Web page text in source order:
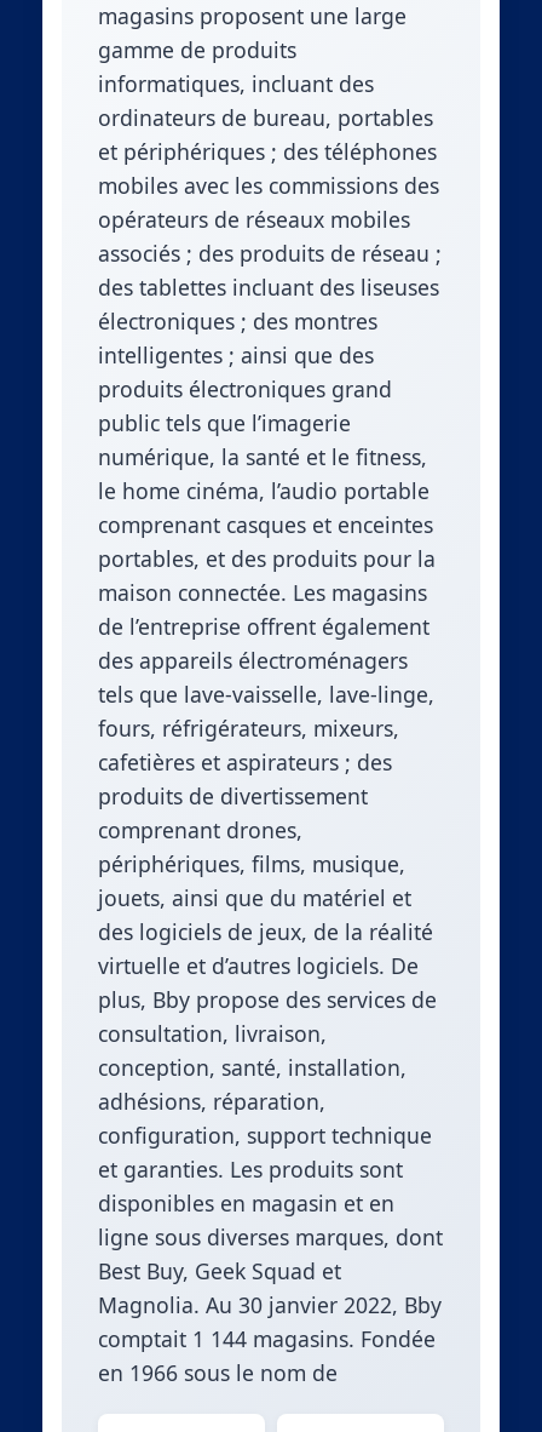
magasins proposent une large
gamme de produits
informatiques, incluant des
ordinateurs de bureau, portables
et périphériques ; des téléphones
mobiles avec les commissions des
opérateurs de réseaux mobiles
associés ; des produits de réseau ;
des tablettes incluant des liseuses
électroniques ; des montres
intelligentes ; ainsi que des
produits électroniques grand
public tels que l’imagerie
numérique, la santé et le fitness,
le home cinéma, l’audio portable
comprenant casques et enceintes
portables, et des produits pour la
maison connectée. Les magasins
de l’entreprise offrent également
des appareils électroménagers
tels que lave-vaisselle, lave-linge,
fours, réfrigérateurs, mixeurs,
cafetières et aspirateurs ; des
produits de divertissement
comprenant drones,
périphériques, films, musique,
jouets, ainsi que du matériel et
des logiciels de jeux, de la réalité
virtuelle et d’autres logiciels. De
plus, Bby propose des services de
consultation, livraison,
conception, santé, installation,
adhésions, réparation,
configuration, support technique
et garanties. Les produits sont
disponibles en magasin et en
ligne sous diverses marques, dont
Best Buy, Geek Squad et
Magnolia. Au 30 janvier 2022, Bby
comptait 1 144 magasins. Fondée
en 1966 sous le nom de